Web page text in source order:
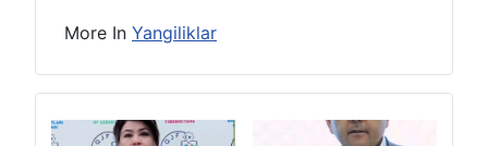
More In Yangiliklar